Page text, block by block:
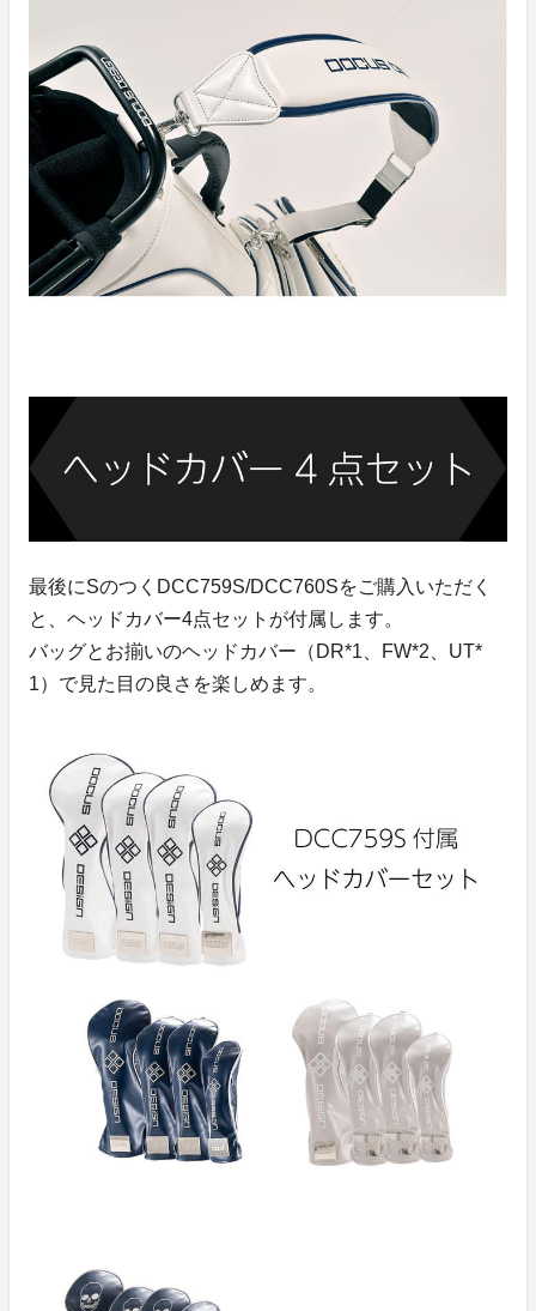
最後にSのつくDCC759S/DCC760Sをご購入いただく
と、ヘッドカバー4点セットが付属します。
バッグとお揃いのヘッドカバー（DR*1、FW*2、UT*
1）で見た目の良さを楽しめます。